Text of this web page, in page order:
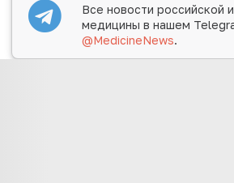
Все новости российской
медицины в нашем
@MedicineNews.